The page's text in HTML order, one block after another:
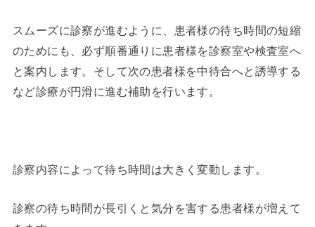
スムーズに診察が進むように、患者様の待ち時間の短縮
のためにも、必ず順番通りに患者様を診察室や検査室へ
と案内します。そして次の患者様を中待合へと誘導する
など診療が円滑に進む補助を行います。
診察内容によって待ち時間は大きく変動します。
診察の待ち時間が長引くと気分を害する患者様が増えて